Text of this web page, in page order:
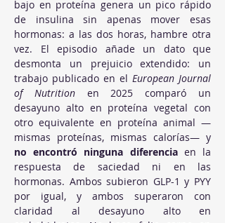
bajo en proteína genera un pico rápido
de insulina sin apenas mover esas
hormonas: a las dos horas, hambre otra
vez. El episodio añade un dato que
desmonta un prejuicio extendido: un
trabajo publicado en el European Journal
of Nutrition en 2025 comparó un
desayuno alto en proteína vegetal con
otro equivalente en proteína animal —
no encontró ninguna diferencia en la
respuesta de saciedad ni en las
hormonas. Ambos subieron GLP-1 y PYY
por igual, y ambos superaron con
claridad al desayuno alto en